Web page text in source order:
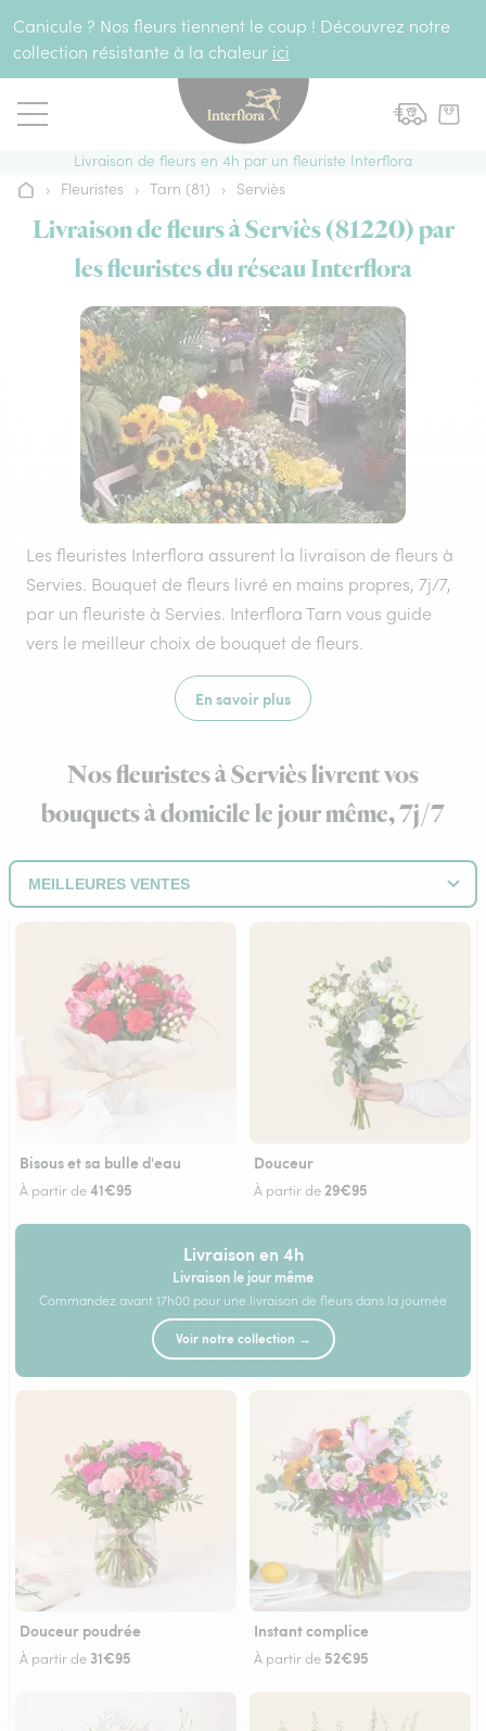
Canicule ? Nos fleurs tiennent le coup ! Découvrez notre
collection résistante à la chaleur ici
Livraison de fleurs en 4h par un fleuriste Interflora
Accueil
› Fleuristes › Tarn (81) › Serviès
Livraison de fleurs à Serviès (81220) par
les fleuristes du réseau Interflora
Les fleuristes Interflora assurent la livraison de fleurs à
Servies. Bouquet de fleurs livré en mains propres, 7j/7,
par un fleuriste à Servies. Interflora Tarn vous guide
vers le meilleur choix de bouquet de fleurs.
En savoir plus
Nos fleuristes à Serviès livrent vos
bouquets à domicile le jour même, 7j/7
Bisous et sa bulle d'eau
À partir de41€95
Douceur
À partir de 29€95
Livraison en 4h
Livraison le jour même
Commandez avant 17h00 pour une livraison de fleurs dans la journée
Voir notre collection →
Douceur poudrée
À partir de 31€95
Instant complice
À partir de 52€95